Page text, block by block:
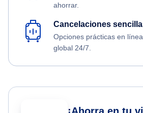
ahorrar.
Cancelaciones
Opciones prácticas en
global 24/7.